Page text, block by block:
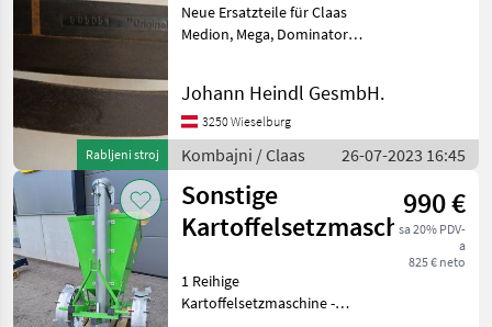
Rabljeni stroj
Neue Ersatzteile für Claas
Medion, Mega, Dominator
(Luftfilter, Dieselfilter....)
Riemen Schlagleisten Siebe
Johann Heindl GesmbH.
3250 Wieselburg
Kombajni / Claas 26-07-2023 16:45
Sonstige
Kartoffelsetzmaschine
990 €
sa 20% PDV-
a
825 € neto
1 Reihige
Kartoffelsetzmaschine -